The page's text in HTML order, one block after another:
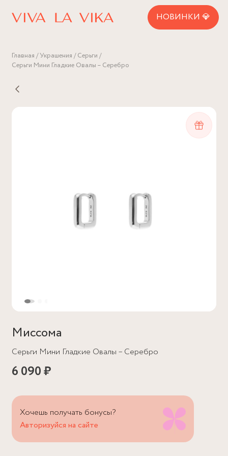
НОВИНКИ 💎
Главная Украшения
Серьги
Серьги Мини Гладкие Овалы – Серебро
Миссома
Серьги Мини Гладкие Овалы – Серебро
6 090 ₽
Хочешь получать бонусы?
Авторизуйся на сайте